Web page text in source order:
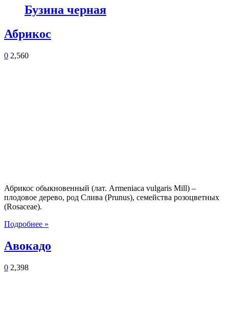
Бузина черная
Абрикос
0 2,560
Абрикос обыкновенный (лат. Armeniaca vulgaris Mill) –
плодовое дерево, род Слива (Prunus), семейства розоцветных
(Rosaceae).
Подробнее »
Авокадо
0 2,398